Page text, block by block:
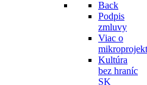
Back
Podpis
zmluvy
Viac o
Kultúra
bez hraníc
SK